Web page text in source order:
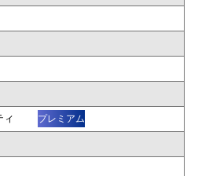
ィ プレミアム